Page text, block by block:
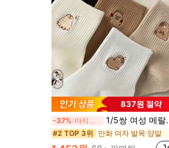
837원 절약
-37% 마지막 3일 1/5쌍 여성 메랄드 컬러 카툰 카피바라 패턴 패션 다용도 통기성 땀 흡수 캐주얼 홈 귀여운 짧은 양말
#2 TOP 3위 만화 여자 발목 양말